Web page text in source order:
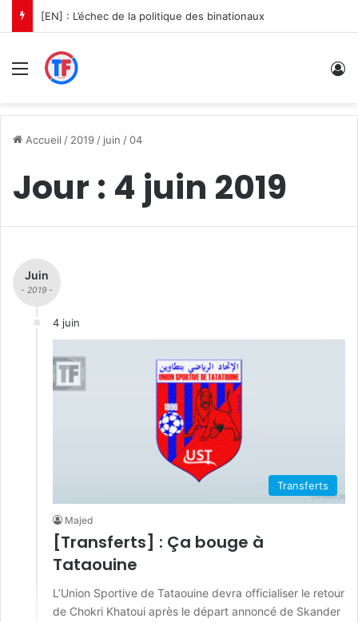
[EN] : L’échec de la politique des binationaux
Menu
Accueil / 2019 / juin /04
Jour : 4 juin 2019
Juin
- 2019 -
4 juin
Transferts
Majed
[Transferts] : Ça bouge à
Tataouine
L’Union Sportive de Tataouine devra officialiser le retour
de Chokri Khatoui après le départ annoncé de Skander